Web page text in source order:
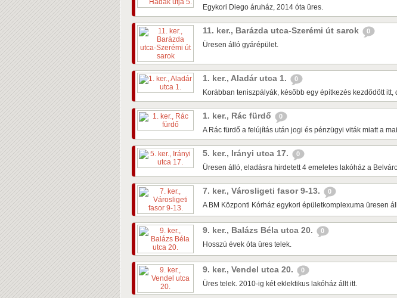
Egykori Diego áruház, 2014 óta üres.
11. ker., Barázda utca-Szerémi út sarok 0
Üresen álló gyárépület.
1. ker., Aladár utca 1. 0
Korábban teniszpályák, később egy építkezés kezdődött itt,
1. ker., Rác fürdő 0
A Rác fürdő a felújítás után jogi és pénzügyi viták miatt a
5. ker., Irányi utca 17. 0
Üresen álló, eladásra hirdetett 4 emeletes lakóház a
7. ker., Városligeti fasor 9-13. 0
A BM Központi Kórház egykori épületkomplexuma üresen
9. ker., Balázs Béla utca 20. 0
Hosszú évek óta üres telek.
9. ker., Vendel utca 20. 0
Üres telek. 2010-ig két eklektikus lakóház állt itt.